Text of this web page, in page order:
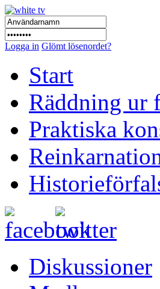
Logga in Glömt lösenordet?
Start
Räddning ur
Praktiska
Diskussioner